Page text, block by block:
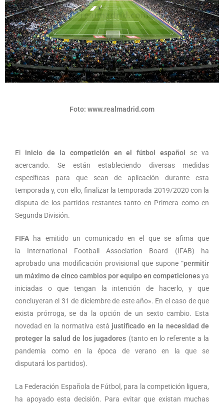
Foto: www.realmadrid.com
El inicio de la competición en el fútbol español
se va
acercando. Se están estableciendo diversas medidas
específicas para que sean de aplicación durante esta
temporada y, con ello, finalizar la temporada 2019/2020 con la
disputa de los partidos restantes tanto en Primera como en
Segunda División.
FIFA ha emitido un comunicado en el que se afima que
la International Football Association Board (IFAB) ha
aprobado una modificación provisional que supone “permitir
un máximo de cinco cambios por equipo en competicionesya
iniciadas o que tengan la intención de hacerlo, y que
concluyeran el 31 de diciembre de este año». En el caso de que
exista prórroga, se da la opción de un sexto cambio. Esta
novedad en la normativa está justificado en la necesidad de
proteger la salud de los jugadores (tanto en lo referente a la
pandemia como en la época de verano en la que se
disputará los partidos).
La Federación Española de Fútbol, para la competición liguera,
ha apoyado esta decisión. Para evitar que existan muchas